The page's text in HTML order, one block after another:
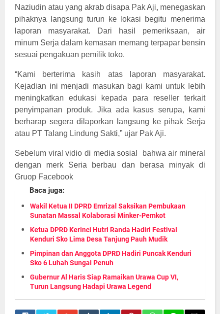
Naziudin atau yang akrab disapa Pak Aji, menegaskan
pihaknya langsung turun ke lokasi begitu menerima
laporan masyarakat. Dari hasil pemeriksaan, air
minum Serja dalam kemasan memang terpapar bensin
sesuai pengakuan pemilik toko.
“Kami berterima kasih atas laporan masyarakat.
Kejadian ini menjadi masukan bagi kami untuk lebih
meningkatkan edukasi kepada para reseller terkait
penyimpanan produk. Jika ada kasus serupa, kami
berharap segera dilaporkan langsung ke pihak Serja
atau PT Talang Lindung Sakti,” ujar Pak Aji.
Sebelum viral vidio di media sosial bahwa air mineral
dengan merk Seria berbau dan berasa minyak di
Gruop Facebook
Baca juga:
Wakil Ketua II DPRD Emrizal Saksikan Pembukaan
Sunatan Massal Kolaborasi Minker-Pemkot
Ketua DPRD Kerinci Hutri Randa Hadiri Festival
Kenduri Sko Lima Desa Tanjung Pauh Mudik
Pimpinan dan Anggota DPRD Hadiri Puncak Kenduri
Sko 6 Luhah Sungai Penuh
Gubernur Al Haris Siap Ramaikan Urawa Cup VI,
Turun Langsung Hadapi Urawa Legend